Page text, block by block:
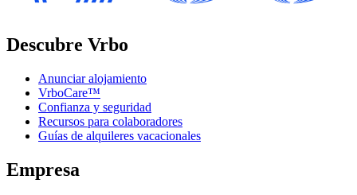
Descubre Vrbo
Anunciar alojamiento
VrboCare™
Confianza y seguridad
Recursos para colaboradores
Guías de alquileres vacacionales
Empresa